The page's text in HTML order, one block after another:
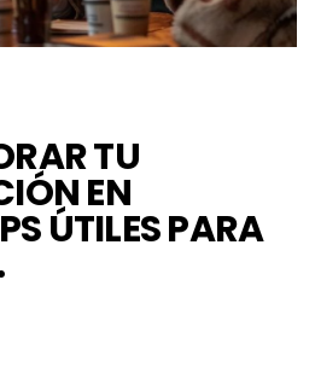
TU
EN
ÚTILES PARA